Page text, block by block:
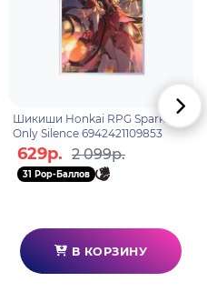
Шикиши Honkai RPG Sparkle
Only Silence 6942421109853
629р. 2 099р.
31 Pop-Баллов
В КОРЗИНУ